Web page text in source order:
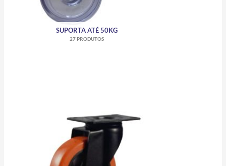
SUPORTA ATÉ 50KG
27 PRODUTOS